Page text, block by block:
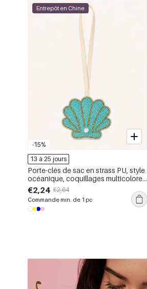
-15%
Entrepôt en Chine
13 à 25 jours
Porte-clés de sac en strass PU, style
océanique, coquillages multicolores,
collection luxueuse
€2,24 €2,64
Commande min. de 1 pc